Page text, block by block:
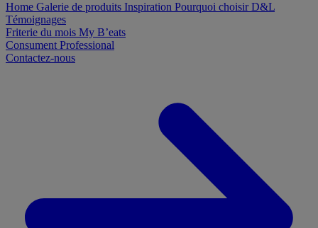
Home Galerie de produits Inspiration Pourquoi choisir D&L
Témoignages
Friterie du mois My B’eats
Consument Professional
Contactez-nous